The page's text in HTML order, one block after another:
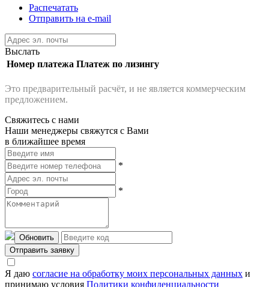
Распечатать
Отправить на e-mail
Выслать
Номер платежа Платеж по лизингу
Это предварительный расчёт, и не является коммерческим
предложением.
Свяжитесь с нами
Наши менеджеры свяжутся с Вами
в ближайшее время
*
*
Обновить
Отправить заявку
Я даю согласие на обработку моих персональных данных и
принимаю условия Политики конфиденциальности